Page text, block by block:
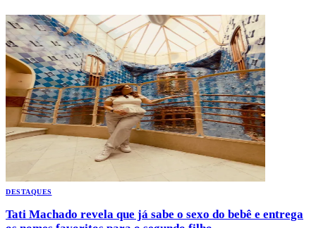
DESTAQUES
Tati Machado revela que já sabe o sexo do bebê e entrega